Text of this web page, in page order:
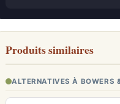
Produits similaires
ALTERNATIVES À BOWERS